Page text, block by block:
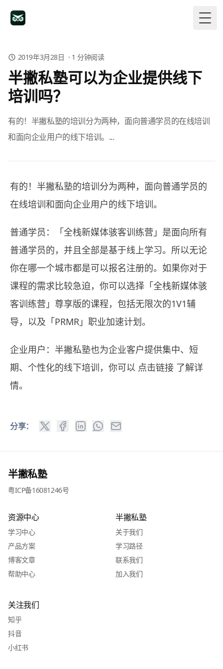
2019年3月28日 · 1 分钟阅读
半撇私塾可以为企业提供线下
培训吗？
有的！半撇私塾的培训分为两种，面向普通学员的在线培训
和面向企业用户的线下培训。...
有的！半撇私塾的培训分为两种，面向普通学员的
在线培训和面向企业用户的线下培训。
普通学员：「全栈新媒体骇客训练营」是面向所有
普通学员的，并且全部是基于线上学习。所以无论
你在哪一个城市都是可以报名注册的。如果你对于
课程的需求比较急迫，你可以选择「全栈新媒体骇
客训练营」尊享版的课程，包括无限次的1V1辅
导，以及「PRMR」 职业加速计划。
企业用户：半撇私塾也为企业客户提供集中、短
期、个性化的线下培训，你可以 点击链接 了解详
情。
分享：
半撇私塾
粤ICP备16081246号
资源中心
学习中心
产品方案
博客文章
帮助中心
半撇私塾
关于我们
学习路径
联系我们
加入我们
关注我们
知乎
抖音
小红书